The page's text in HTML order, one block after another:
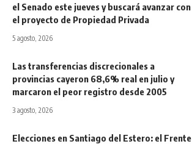
el Senado este jueves y buscará avanzar con
el proyecto de Propiedad Privada
5 agosto, 2026
Las transferencias discrecionales a
provincias cayeron 68,6% real en julio y
marcaron el peor registro desde 2005
3 agosto, 2026
Elecciones en Santiago del Estero: el Frente